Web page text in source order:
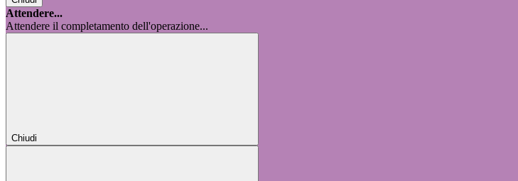
Attendere...
Attendere il completamento dell'operazione...
Chiudi